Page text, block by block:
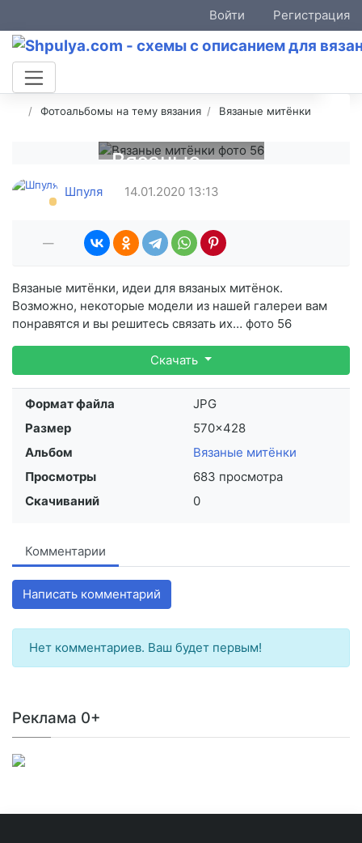
Войти Регистрация
Фотоальбомы на тему вязания Вязаные митёнки
Вязаные
митёнки
Шпуля 14.01.2020 13:13
—
Вязаные митёнки, идеи для вязаных митёнок.
Возможно, некоторые модели из нашей галереи вам
понравятся и вы решитесь связать их… фото 56
Скачать
Формат файла
JPG
Размер
570×428
Альбом
Вязаные митёнки
Просмотры
683 просмотра
Скачиваний
0
Комментарии
Написать комментарий
Нет комментариев. Ваш будет первым!
Реклама 0+